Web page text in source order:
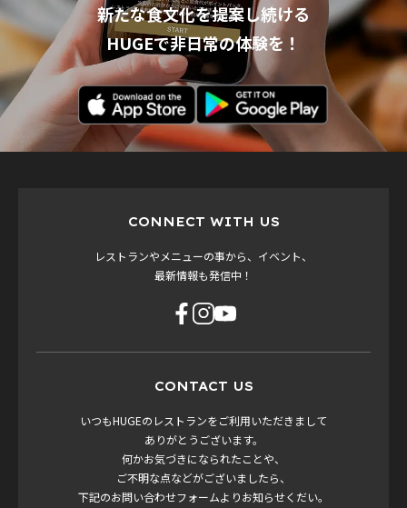
新たな食文化を提案し続ける
HUGEで非日常の体験を！
CONNECT WITH US
レストランやメニューの事から、イベント、
最新情報も発信中！
CONTACT US
いつもHUGEのレストランをご利用いただきまして
ありがとうございます。
何かお気づきになられたことや、
ご不明な点などがございましたら、
下記のお問い合わせフォームよりお知らせくだい。